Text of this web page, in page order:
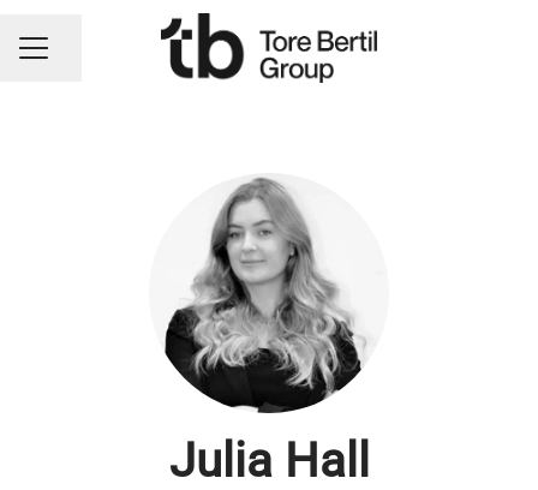
KARRIÄRMENY
Dela sidan
Julia Hall